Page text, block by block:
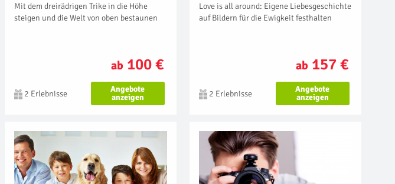
Mit dem dreirädrigen Trike in die Höhe
steigen und die Welt von oben bestaunen
ab 100 €
2 Erlebnisse
Angebote
anzeigen
Love is all around: Eigene Liebesgeschichte
auf Bildern für die Ewigkeit festhalten
ab 157 €
2 Erlebnisse
Angebote
anzeigen